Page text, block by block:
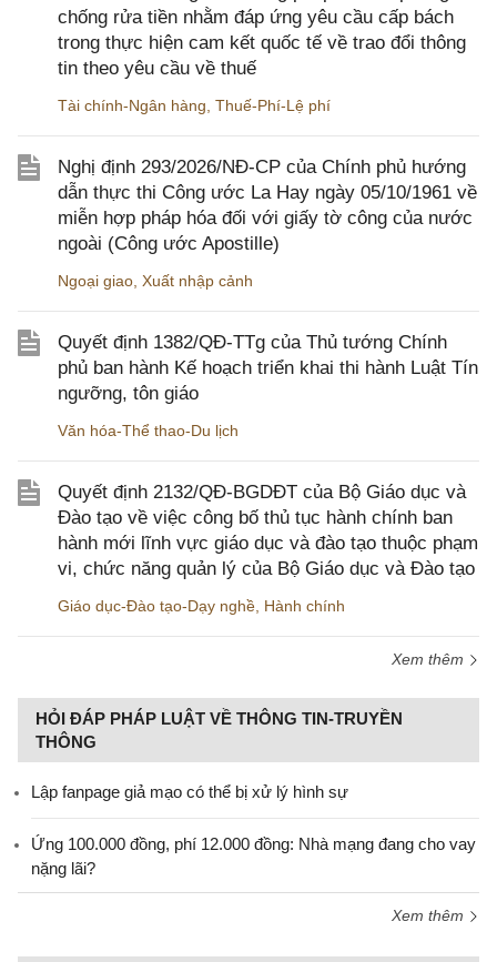
chống rửa tiền nhằm đáp ứng yêu cầu cấp bách
trong thực hiện cam kết quốc tế về trao đổi thông
tin theo yêu cầu về thuế
Tài chính-Ngân hàng Thuế-Phí-Lệ phí
Nghị định 293/2026/NĐ-CP của Chính phủ hướng
dẫn thực thi Công ước La Hay ngày 05/10/1961 về
miễn hợp pháp hóa đối với giấy tờ công của nước
ngoài (Công ước Apostille)
Ngoại giao Xuất nhập cảnh
Quyết định 1382/QĐ-TTg của Thủ tướng Chính
phủ ban hành Kế hoạch triển khai thi hành Luật Tín
ngưỡng, tôn giáo
Văn hóa-Thể thao-Du lịch
Quyết định 2132/QĐ-BGDĐT của Bộ Giáo dục và
Đào tạo về việc công bố thủ tục hành chính ban
hành mới lĩnh vực giáo dục và đào tạo thuộc phạm
vi, chức năng quản lý của Bộ Giáo dục và Đào tạo
Giáo dục-Đào tạo-Dạy nghề Hành chính
Xem thêm
HỎI ĐÁP PHÁP LUẬT VỀ THÔNG TIN-TRUYỀN
THÔNG
Lập fanpage giả mạo có thể bị xử lý hình sự
Ứng 100.000 đồng, phí 12.000 đồng: Nhà mạng đang cho vay
nặng lãi?
Xem thêm